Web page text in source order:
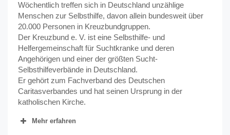
Wöchentlich treffen sich in Deutschland unzählige
Menschen zur Selbsthilfe, davon allein bundesweit über
20.000 Personen in Kreuzbundgruppen.
Der Kreuzbund e. V. ist eine Selbsthilfe- und
Helfergemeinschaft für Suchtkranke und deren
Angehörigen und einer der größten Sucht-
Selbsthilfeverbände in Deutschland.
Er gehört zum Fachverband des Deutschen
Caritasverbandes und hat seinen Ursprung in der
katholischen Kirche.
Mehr erfahren